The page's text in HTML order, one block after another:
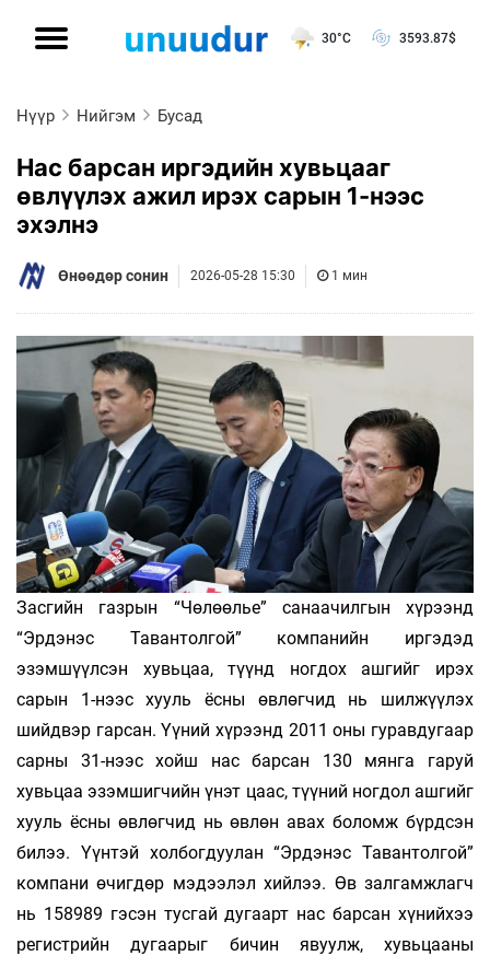
30°C 3593.87$
Нүүр Нийгэм Бусад
Нас барсан иргэдийн хувьцааг
өвлүүлэх ажил ирэх сарын 1-нээс
эхэлнэ
Өнөөдөр сонин 2026-05-28 15:30 1 мин
Засгийн газрын “Чөлөөлье” санаачилгын хүрээнд
“Эрдэнэс Тавантолгой” компанийн иргэдэд
эзэмшүүлсэн хувьцаа, түүнд ногдох ашгийг ирэх
сарын 1-нээс хууль ёсны өвлөгчид нь шилжүүлэх
шийдвэр гарсан. Үүний хүрээнд 2011 оны гуравдугаар
сарны 31-нээс хойш нас барсан 130 мянга гаруй
хувьцаа эзэмшигчийн үнэт цаас, түүний ногдол ашгийг
хууль ёсны өвлөгчид нь өвлөн авах боломж бүрдсэн
билээ. Үүнтэй холбогдуулан “Эрдэнэс Тавантолгой”
компани өчигдөр мэдээлэл хийлээ. Өв залгамжлагч
нь 158989 гэсэн тусгай дугаарт нас барсан хүнийхээ
регистрийн дугаарыг бичин явуулж, хувьцааны